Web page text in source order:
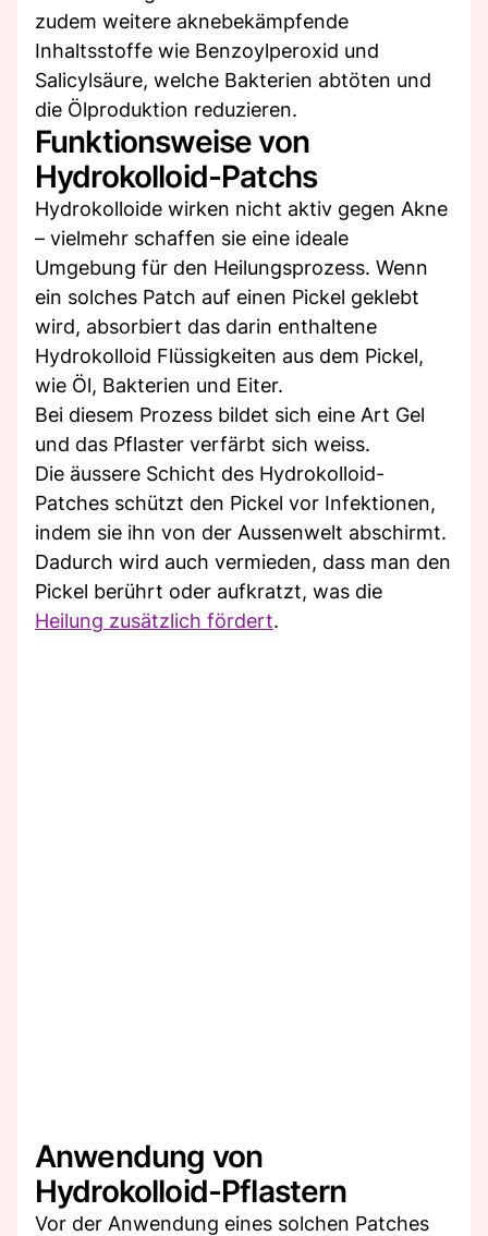
zudem weitere aknebekämpfende
Inhaltsstoffe wie Benzoylperoxid und
Salicylsäure, welche Bakterien abtöten und
die Ölproduktion reduzieren.
Funktionsweise von
Hydrokolloid-Patchs
Hydrokolloide wirken nicht aktiv gegen Akne
– vielmehr schaffen sie eine ideale
Umgebung für den Heilungsprozess. Wenn
ein solches Patch auf einen Pickel geklebt
wird, absorbiert das darin enthaltene
Hydrokolloid Flüssigkeiten aus dem Pickel,
wie Öl, Bakterien und Eiter.
Bei diesem Prozess bildet sich eine Art Gel
und das Pflaster verfärbt sich weiss.
Die äussere Schicht des Hydrokolloid-
Patches schützt den Pickel vor Infektionen,
indem sie ihn von der Aussenwelt abschirmt.
Dadurch wird auch vermieden, dass man den
Pickel berührt oder aufkratzt, was die
Heilung zusätzlich fördert.
Anwendung von
Hydrokolloid-Pflastern
Vor der Anwendung eines solchen Patches